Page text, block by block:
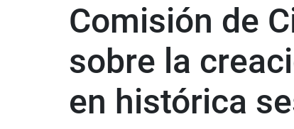
Comisión de
sobre la
en histórica